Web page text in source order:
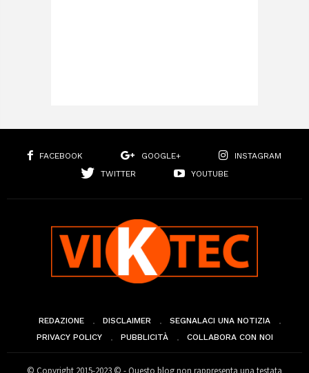
FACEBOOK GOOGLE+
INSTAGRAM
TWITTER
YOUTUBE
REDAZIONE DISCLAIMER
SEGNALACI UNA NOTIZIA
PRIVACY POLICY
PUBBLICITÀ COLLABORA CON NOI
© Copyright 2015-2023 © - Questo blog non rappresenta una testata